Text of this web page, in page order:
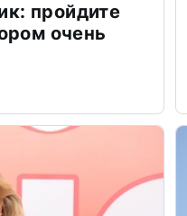
пройдите
очень